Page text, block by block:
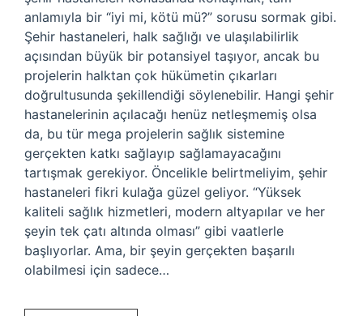
anlamıyla bir “iyi mi, kötü mü?” sorusu sormak gibi.
Şehir hastaneleri, halk sağlığı ve ulaşılabilirlik
açısından büyük bir potansiyel taşıyor, ancak bu
projelerin halktan çok hükümetin çıkarları
doğrultusunda şekillendiği söylenebilir. Hangi şehir
hastanelerinin açılacağı henüz netleşmemiş olsa
da, bu tür mega projelerin sağlık sistemine
gerçekten katkı sağlayıp sağlamayacağını
tartışmak gerekiyor. Öncelikle belirtmeliyim, şehir
hastaneleri fikri kulağa güzel geliyor. “Yüksek
kaliteli sağlık hizmetleri, modern altyapılar ve her
şeyin tek çatı altında olması” gibi vaatlerle
başlıyorlar. Ama, bir şeyin gerçekten başarılı
olabilmesi için sadece…